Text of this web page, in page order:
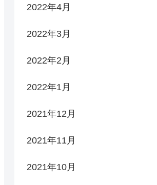
2022年4月
2022年3月
2022年2月
2022年1月
2021年12月
2021年11月
2021年10月